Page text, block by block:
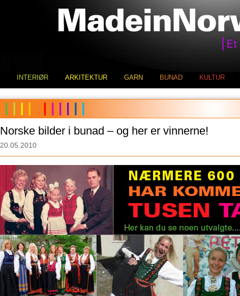
INTERIØR ARKITEKTUR GARN BUNAD KULTUR
Norske bilder i bunad – og her er vinnerne!
20.05.2010